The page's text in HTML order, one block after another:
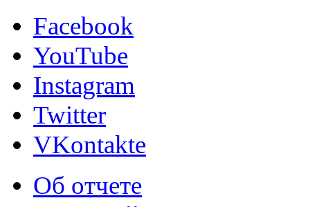
Facebook
YouTube
Instagram
Twitter
VKontakte
Об отчете